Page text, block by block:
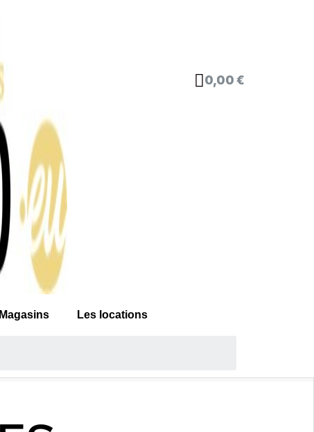
0,00 €
Magasins Les locations